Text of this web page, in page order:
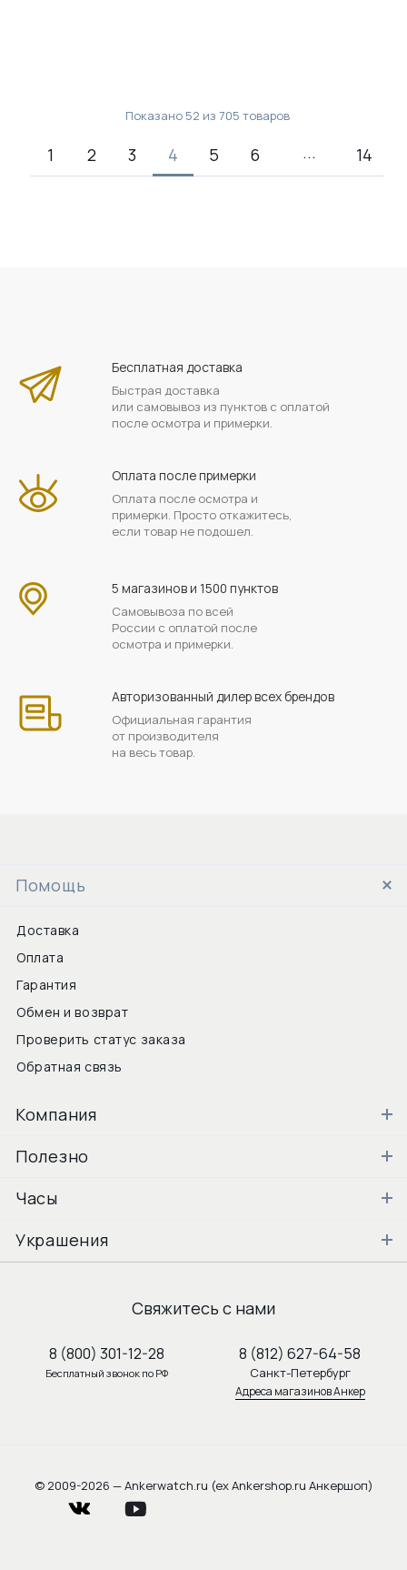
Показано 52 из 705 товаров
1 2 3 4 5 6 14
Бесплатная доставка
Быстрая доставка
или самовывоз из пунктов с оплатой
после осмотра и примерки.
Оплата после примерки
Оплата после осмотра и
примерки. Просто откажитесь,
если товар не подошел.
5 магазинов и 1500 пунктов
Самовывоза по всей
России с оплатой после
осмотра и примерки.
Авторизованный дилер всех брендов
Официальная гарантия
от производителя
на весь товар.
Помощь
Доставка
Оплата
Гарантия
Обмен и возврат
Проверить статус заказа
Обратная связь
Компания
Полезно
Часы
Украшения
Свяжитесь с нами
8 (800) 301-12-28
Бесплатный звонок по РФ
8 (812) 627-64-58
Санкт-Петербург
Адреса магазинов Анкер
© 2009-2026 — Ankerwatch.ru (ex Ankershop.ru Анкершоп)
vkontakte youtube